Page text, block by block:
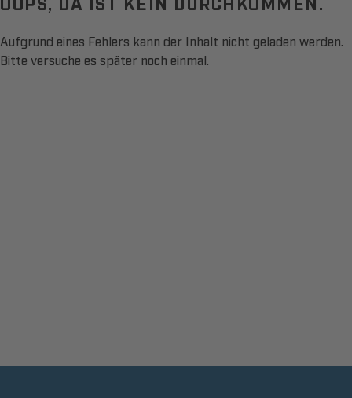
Aufgrund eines Fehlers kann der Inhalt nicht geladen werden.
Bitte versuche es später noch einmal.